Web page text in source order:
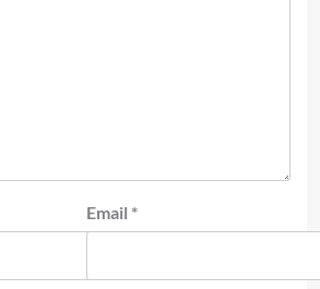
Email *